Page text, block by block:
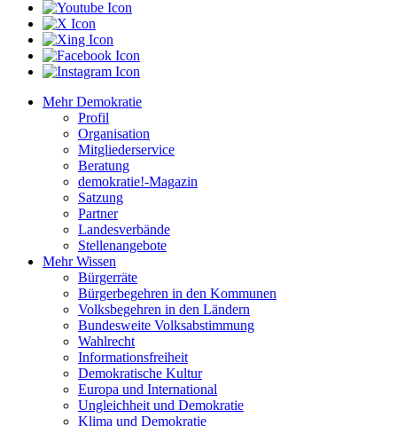
Mehr Demokratie
Profil
Organisation
Mitgliederservice
Beratung
demokratie!-Magazin
Satzung
Partner
Landesverbände
Stellenangebote
Mehr Wissen
Bürgerräte
Bürgerbegehren in den Kommunen
Volksbegehren in den Ländern
Bundesweite Volksabstimmung
Wahlrecht
Informationsfreiheit
Demokratische Kultur
Europa und International
Ungleichheit und Demokratie
Klima und Demokratie